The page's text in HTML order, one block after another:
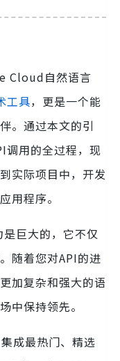
Cloud自然语言
工具，更是一个能
。通过本文的引
调用的全过程，现
实际项目中，开发
用程序。
巨大的，它不仅
随着您对API的进
加复杂和强大的语
中保持领先。
成最热门、精选